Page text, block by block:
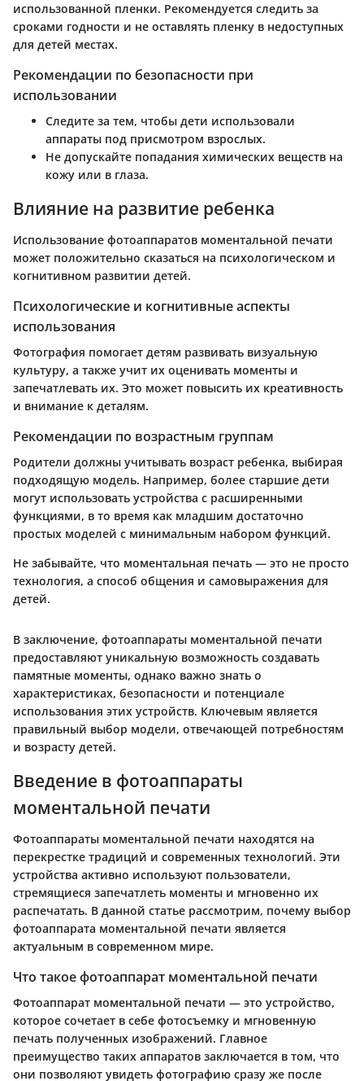
использованной пленки. Рекомендуется следить за
сроками годности и не оставлять пленку в недоступных
для детей местах.
Рекомендации по безопасности при
использовании
Следите за тем, чтобы дети использовали
аппараты под присмотром взрослых.
Не допускайте попадания химических веществ на
кожу или в глаза.
Влияние на развитие ребенка
Использование фотоаппаратов моментальной печати
может положительно сказаться на психологическом и
когнитивном развитии детей.
Психологические и когнитивные аспекты
использования
Фотография помогает детям развивать визуальную
культуру, а также учит их оценивать моменты и
запечатлевать их. Это может повысить их креативность
и внимание к деталям.
Рекомендации по возрастным группам
Родители должны учитывать возраст ребенка, выбирая
подходящую модель. Например, более старшие дети
могут использовать устройства с расширенными
функциями, в то время как младшим достаточно
простых моделей с минимальным набором функций.
Не забывайте, что моментальная печать — это не просто
технология, а способ общения и самовыражения для
детей.
В заключение, фотоаппараты моментальной печати
предоставляют уникальную возможность создавать
памятные моменты, однако важно знать о
характеристиках, безопасности и потенциале
использования этих устройств. Ключевым является
правильный выбор модели, отвечающей потребностям
и возрасту детей.
Введение в фотоаппараты
моментальной печати
Фотоаппараты моментальной печати находятся на
перекрестке традиций и современных технологий. Эти
устройства активно используют пользователи,
стремящиеся запечатлеть моменты и мгновенно их
распечатать. В данной статье рассмотрим, почему выбор
фотоаппарата моментальной печати является
актуальным в современном мире.
Что такое фотоаппарат моментальной печати
Фотоаппарат моментальной печати — это устройство,
которое сочетает в себе фотосъемку и мгновенную
печать полученных изображений. Главное
преимущество таких аппаратов заключается в том, что
они позволяют увидеть фотографию сразу же после